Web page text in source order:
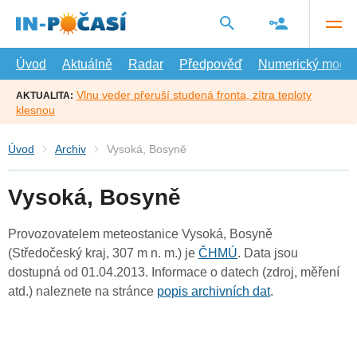
hlavní
Úvod
Aktuálně Radar Předpověď Numerický model
AKTUALITA: Vlnu veder přeruší studená fronta, zítra teploty
klesnou
Úvod Archiv Vysoká, Bosyně
Vysoká, Bosyně
Provozovatelem meteostanice Vysoká, Bosyně
(Středočeský kraj, 307 m n. m.) je ČHMÚ. Data jsou
dostupná od 01.04.2013. Informace o datech (zdroj, měření
atd.) naleznete na stránce popis archivních dat.